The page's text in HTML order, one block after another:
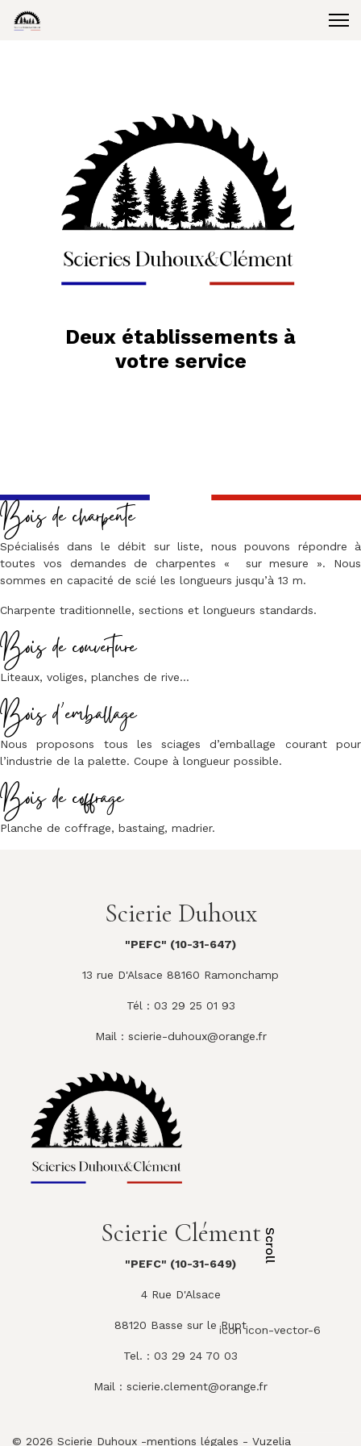
Deux établissements à
votre service
Scroll
icon icon-vector-6
Bois de charpente
Spécialisés dans le débit sur liste, nous pouvons répondre à
toutes vos demandes de charpentes « sur mesure ». Nous
sommes en capacité de scié les longueurs jusqu’à 13 m.
Charpente traditionnelle, sections et longueurs standards.
Bois de couverture
Liteaux, voliges, planches de rive…
Bois d’emballage
Nous proposons tous les sciages d’emballage courant pour
l’industrie de la palette. Coupe à longueur possible.
Bois de coffrage
Planche de coffrage, bastaing, madrier.
Scierie Duhoux
"PEFC" (10-31-647)
13 rue D'Alsace 88160 Ramonchamp
Tél : 03 29 25 01 93
Mail : scierie-duhoux@orange.fr
Scierie Clément
"PEFC" (10-31-649)
4 Rue D'Alsace
88120 Basse sur le Rupt
Tel. : 03 29 24 70 03
Mail : scierie.clement@orange.fr
© 2026 Scierie Duhoux -mentions légales - Vuzelia